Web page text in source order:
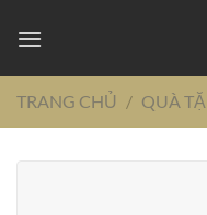
đến
dungTRANG CHỦ / QUÀ